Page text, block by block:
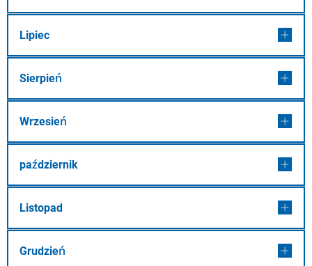
Lipiec
Sierpień
Wrzesień
październik
Listopad
Grudzień